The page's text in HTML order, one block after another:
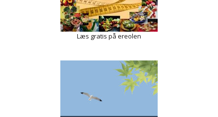
Læs gratis på ereolen